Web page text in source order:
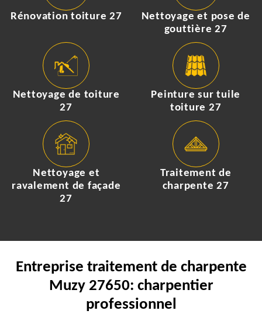
Rénovation toiture 27
Nettoyage et pose de
gouttière 27
Nettoyage de toiture
27
Peinture sur tuile
toiture 27
Nettoyage et
ravalement de façade
27
Traitement de
charpente 27
Entreprise traitement de charpente
Muzy 27650: charpentier
professionnel